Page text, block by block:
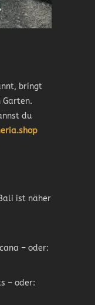
bringt
du
ist näher
– oder:
– oder: